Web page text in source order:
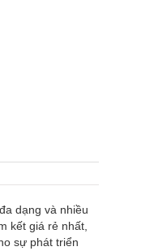
dạng và nhiều
kết giá rẻ nhất,
sự phát triển